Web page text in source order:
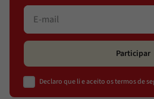
Participar
Declaro que li e aceito os termos de